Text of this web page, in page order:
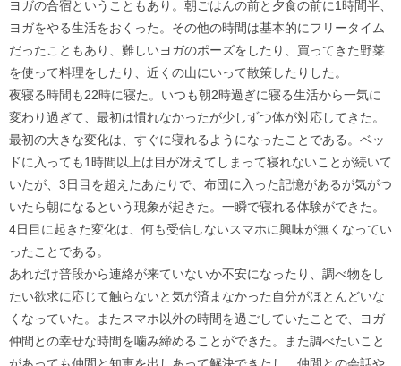
ヨガの合宿ということもあり。朝ごはんの前と夕食の前に1時間半、
ヨガをやる生活をおくった。その他の時間は基本的にフリータイム
だったこともあり、難しいヨガのポーズをしたり、買ってきた野菜
を使って料理をしたり、近くの山にいって散策したりした。
夜寝る時間も22時に寝た。いつも朝2時過ぎに寝る生活から一気に
変わり過ぎて、最初は慣れなかったが少しずつ体が対応してきた。
最初の大きな変化は、すぐに寝れるようになったことである。ベッ
ドに入っても1時間以上は目が冴えてしまって寝れないことが続いて
いたが、3日目を超えたあたりで、布団に入った記憶があるが気がつ
いたら朝になるという現象が起きた。一瞬で寝れる体験ができた。
4日目に起きた変化は、何も受信しないスマホに興味が無くなってい
ったことである。
あれだけ普段から連絡が来ていないか不安になったり、調べ物をし
たい欲求に応じて触らないと気が済まなかった自分がほとんどいな
くなっていた。またスマホ以外の時間を過ごしていたことで、ヨガ
仲間との幸せな時間を噛み締めることができた。また調べたいこと